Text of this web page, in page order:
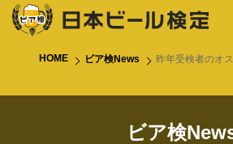
HOME ビア検News
ビア検